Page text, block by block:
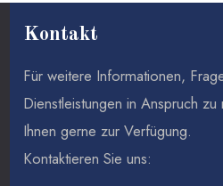
Kontakt
Für weitere Informationen,
Dienstleistungen in Anspruch
Ihnen gerne zur Verfügung.
Kontaktieren Sie uns: